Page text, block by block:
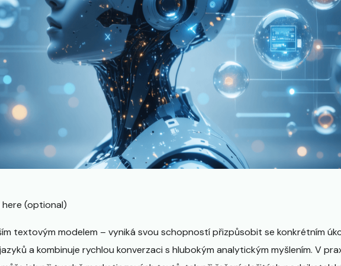
(optional)
textovým modelem – vyniká svou schopností přizpůsobit se konkrétním
a kombinuje rychlou konverzaci s hlubokým analytickým myšlením. V